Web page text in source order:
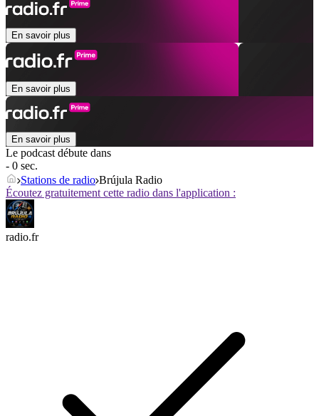
En savoir plus
En savoir plus
En savoir plus
Le podcast débute dans
- 0 sec.
Stations de radio Brújula Radio
Écoutez gratuitement cette radio dans l'application :
radio.fr